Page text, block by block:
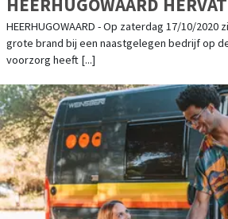
HEERHUGOWAARD HERVAT
WERKZAAMHEDEN NA
HEERHUGOWAARD - Op zaterdag 17/10/
grote brand bij een naastgelegen bedrijf op
voorzorg heeft [...]